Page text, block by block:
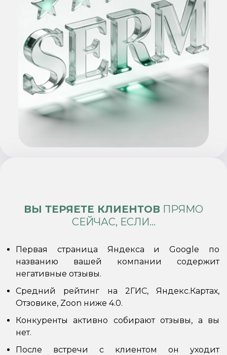
ВЫ ТЕРЯЕТЕ КЛИЕНТОВ ПРЯМО
СЕЙЧАС, ЕСЛИ...
Первая страница Яндекса и Google по
названию вашей компании содержит
негативные отзывы.
Средний рейтинг на 2ГИС, Яндекс.Картах,
Отзовике, Zoon ниже 4.0.
Конкуренты активно собирают отзывы, а вы
нет.
После встречи с клиентом он уходит